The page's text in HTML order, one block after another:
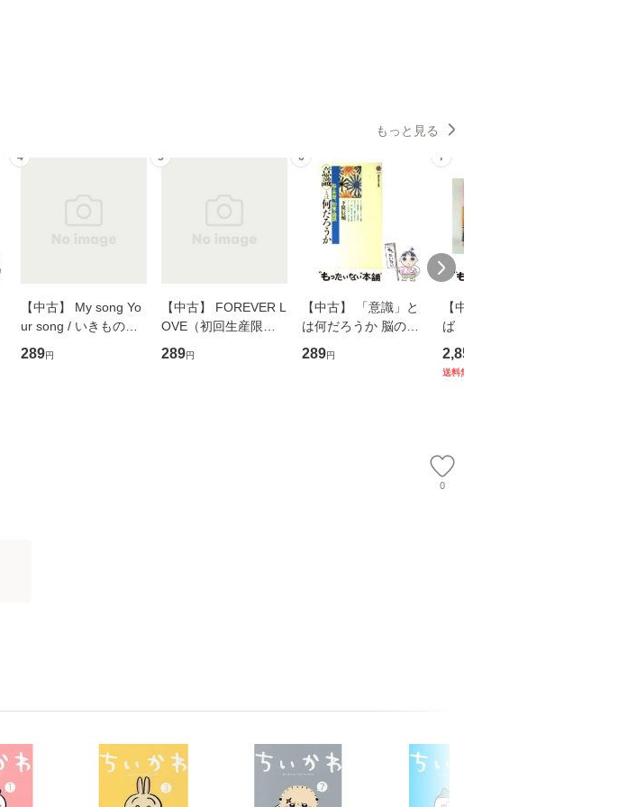
もっと見る
4
【中古】 My song Yo
ur song / いきものが
かり / [CD]【メール便
送料無料】
289円
5
【中古】 FOREVER L
OVE（初回生産限定
盤） / 清水翔太×加藤
ミリヤ / [CD]【メール
289円
6
【中古】 「意識」と
は何だろうか 脳の来
歴、知覚の錯誤 （講
談社現代新書） / 下条
289円
7
【中古】 耳をすませ
ば 〈2枚組〉 [DVD] /
ブエナ・ビスタ・ホー
ム・エンターテイメン
2,852
送料無料
0